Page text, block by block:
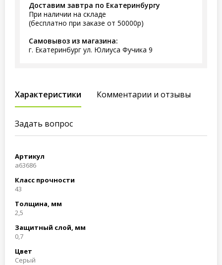
Доставим завтра по Екатеринбургу
При наличии на складе
(бесплатно при заказе от 50000р)
Самовывоз из магазина:
г. Екатеринбург ул. Юлиуса Фучика 9
Характеристики Комментарии и отзывы
Задать вопрос
Артикул
a63686
Класс прочности
43
Толщина, мм
2,5
Защитный слой, мм
0,7
Цвет
Серый